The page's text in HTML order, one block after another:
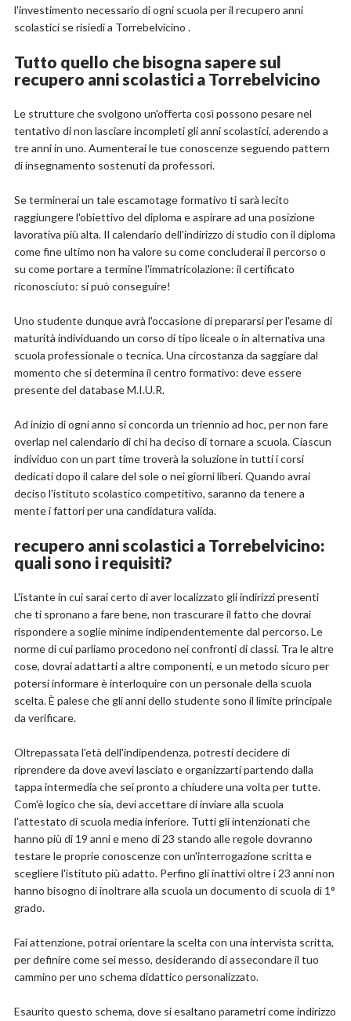
l'investimento necessario di ogni scuola per il recupero anni
scolastici se risiedi a Torrebelvicino .
Tutto quello che bisogna sapere sul
recupero anni scolastici a Torrebelvicino
Le strutture che svolgono un'offerta così possono pesare nel
tentativo di non lasciare incompleti gli anni scolastici, aderendo a
tre anni in uno. Aumenterai le tue conoscenze seguendo pattern
di insegnamento sostenuti da professori.
Se terminerai un tale escamotage formativo ti sarà lecito
raggiungere l'obiettivo del diploma e aspirare ad una posizione
lavorativa più alta. Il calendario dell'indirizzo di studio con il diploma
come fine ultimo non ha valore su come concluderai il percorso o
su come portare a termine l'immatricolazione: il certificato
riconosciuto: si può conseguire!
Uno studente dunque avrà l'occasione di prepararsi per l'esame di
maturità individuando un corso di tipo liceale o in alternativa una
scuola professionale o tecnica. Una circostanza da saggiare dal
momento che si determina il centro formativo: deve essere
presente del database M.I.U.R.
Ad inizio di ogni anno si concorda un triennio ad hoc, per non fare
overlap nel calendario di chi ha deciso di tornare a scuola. Ciascun
individuo con un part time troverà la soluzione in tutti i corsi
dedicati dopo il calare del sole o nei giorni liberi. Quando avrai
deciso l'istituto scolastico competitivo, saranno da tenere a
mente i fattori per una candidatura valida.
recupero anni scolastici a Torrebelvicino:
quali sono i requisiti?
L'istante in cui sarai certo di aver localizzato gli indirizzi presenti
che ti spronano a fare bene, non trascurare il fatto che dovrai
rispondere a soglie minime indipendentemente dal percorso. Le
norme di cui parliamo procedono nei confronti di classi. Tra le altre
cose, dovrai adattarti a altre componenti, e un metodo sicuro per
potersi informare è interloquire con un personale della scuola
scelta. È palese che gli anni dello studente sono il limite principale
da verificare.
Oltrepassata l'età dell'indipendenza, potresti decidere di
riprendere da dove avevi lasciato e organizzarti partendo dalla
tappa intermedia che sei pronto a chiudere una volta per tutte.
Com'è logico che sia, devi accettare di inviare alla scuola
l'attestato di scuola media inferiore. Tutti gli intenzionati che
hanno più di 19 anni e meno di 23 stando alle regole dovranno
testare le proprie conoscenze con un'interrogazione scritta e
scegliere l'istituto più adatto. Perfino gli inattivi oltre i 23 anni non
hanno bisogno di inoltrare alla scuola un documento di scuola di 1°
grado.
Fai attenzione, potrai orientare la scelta con una intervista scritta,
per definire come sei messo, desiderando di assecondare il tuo
cammino per uno schema didattico personalizzato.
Esaurito questo schema, dove si esaltano parametri come indirizzo